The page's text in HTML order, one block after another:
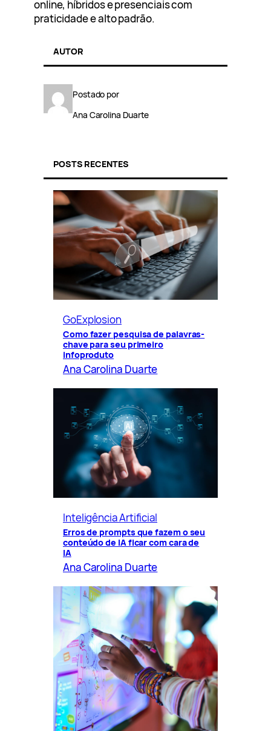
online, híbridos e presenciais com
praticidade e alto padrão.
AUTOR
Postado por
Ana Carolina Duarte
POSTS RECENTES
GoExplosion
Como fazer pesquisa de palavras-
chave para seu primeiro
infoproduto
Ana Carolina Duarte
Inteligência Artificial
Erros de prompts que fazem o seu
conteúdo de IA ficar com cara de
IA
Ana Carolina Duarte